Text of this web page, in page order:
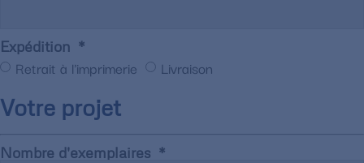
Expédition
Retrait à l'imprimerie Livraison
Votre projet
Nombre d'exemplaires